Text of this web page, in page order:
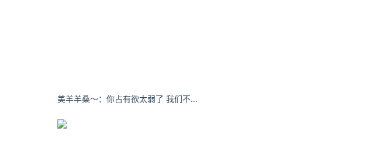
美羊羊桑～：你占有欲太弱了 我们不合适